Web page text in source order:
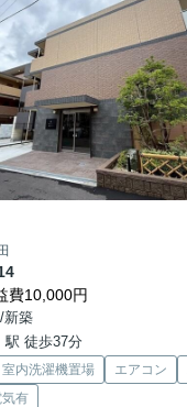
費10,000円
新築
駅 徒歩37分
室内洗濯機置場 エアコン
気有